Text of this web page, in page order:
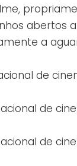
abertos
a
de
de
de